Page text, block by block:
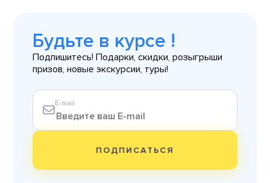
Будьте в курсе !
Подпишитесь! Подарки, скидки, розыгрыши
призов, новые экскурсии, туры!
E-mail
ПОДПИСАТЬСЯ